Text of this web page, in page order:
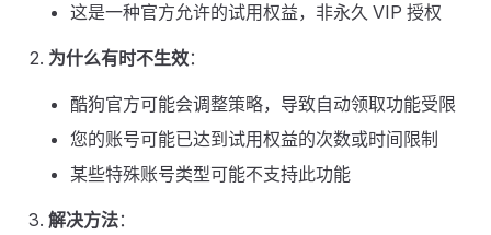
这是一种官方允许的试用权益，非永久 VIP 授权
为什么有时不生效：
酷狗官方可能会调整策略，导致自动领取功能受限
您的账号可能已达到试用权益的次数或时间限制
某些特殊账号类型可能不支持此功能
解决方法：